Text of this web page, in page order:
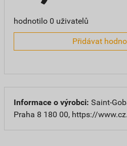
hodnotilo 0 uživatelů
Přidávat
Informace o výrobci: Saint-
Praha 8 180 00, https://